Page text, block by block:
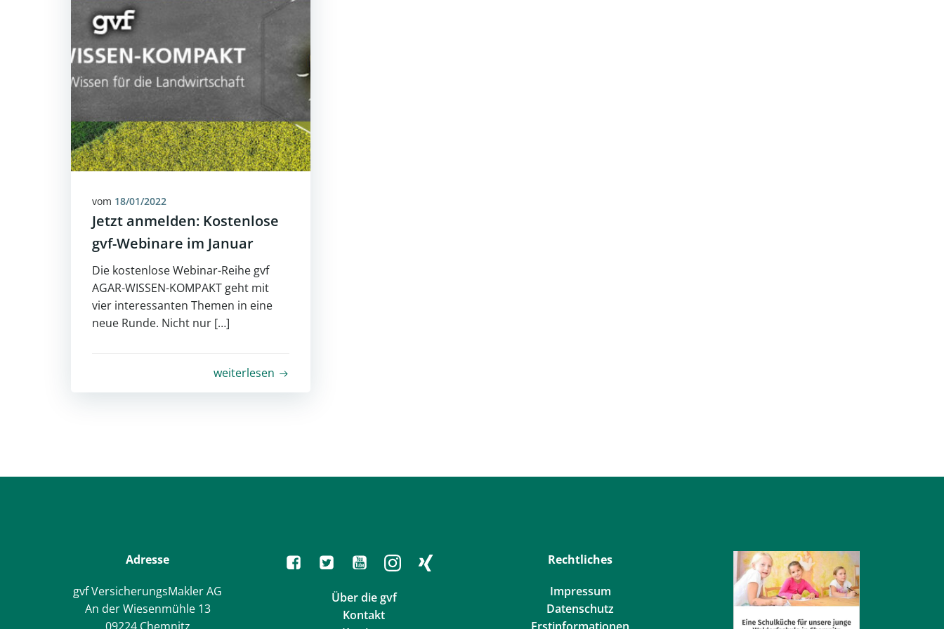
vom 18/01/2022
Jetzt anmelden: Kostenlose
gvf-Webinare im Januar
Die kostenlose Webinar-Reihe gvf
AGAR-WISSEN-KOMPAKT geht mit
vier interessanten Themen in eine
neue Runde. Nicht nur […]
weiterlesen
Adresse
gvf VersicherungsMakler AG
An der Wiesenmühle 13
Über die gvf
Kontakt
Rechtliches
Impressum
Datenschutz